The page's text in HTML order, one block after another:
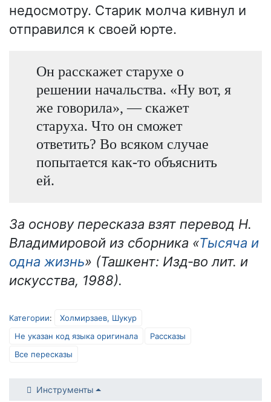
недосмотру. Старик молча кивнул и
отправился к своей юрте.
Он расскажет старухе о
решении начальства. «Ну вот, я
же говорила», — скажет
старуха. Что он сможет
ответить? Во всяком случае
попытается как-то объяснить
ей.
За основу пересказа взят перевод Н.
Владимировой из сборника «Тысяча и
одна жизнь» (Ташкент: Изд‐во лит. и
искусства, 1988).
Категории:
Холмирзаев, Шукур
Не указан код языка оригинала
Рассказы
Все пересказы
Инструменты